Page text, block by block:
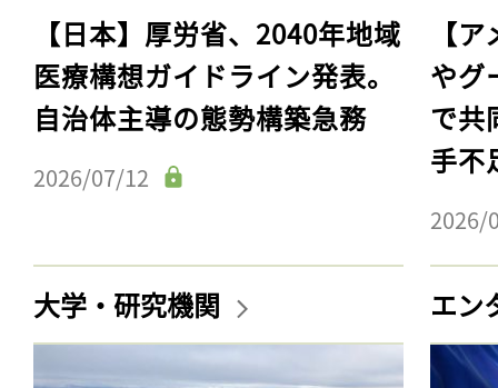
【日本】厚労省、2040年地域
医療構想ガイドライン発表。
自治体主導の態勢構築急務
2026/07/12
【
やグ
で共
手不
2026/
大学・研究機関 エン